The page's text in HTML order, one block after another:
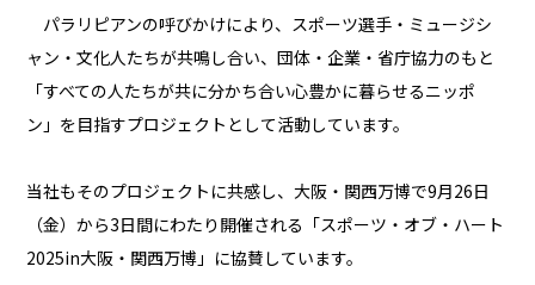
パラリピアンの呼びかけにより、スポーツ選手・ミュージシ
ャン・文化人たちが共鳴し合い、団体・企業・省庁協力のもと
「すべての人たちが共に分かち合い心豊かに暮らせるニッポ
ン」を目指すプロジェクトとして活動しています。
当社もそのプロジェクトに共感し、大阪・関西万博で9月26日
（金）から3日間にわたり開催される「スポーツ・オブ・ハート
2025in大阪・関西万博」に協賛しています。